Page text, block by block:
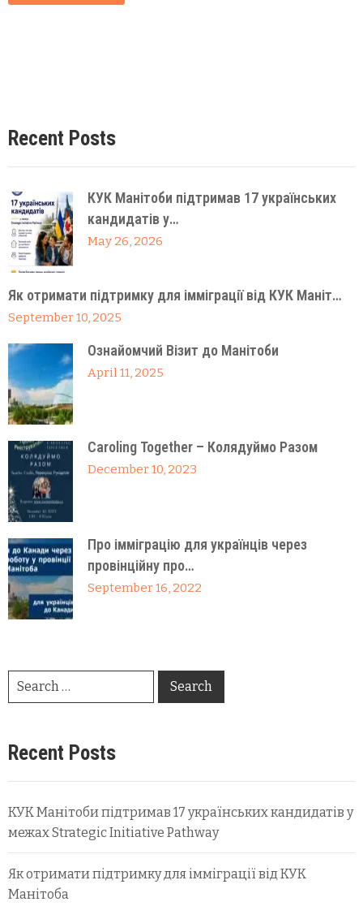
Recent Posts
КУК Манітоби підтримав 17 українських
кандидатів у…
May 26, 2026
Як отримати підтримку для імміграції від КУК Маніт…
September 10, 2025
Ознайомчий Візит до Манітоби
April 11, 2025
Caroling Together – Колядуймо Разом
December 10, 2023
Про імміграцію для українців через
провінційну про…
September 16, 2022
Recent Posts
КУК Манітоби підтримав 17 українських кандидатів у
межах Strategic Initiative Pathway
Як отримати підтримку для імміграції від КУК
Манітоба